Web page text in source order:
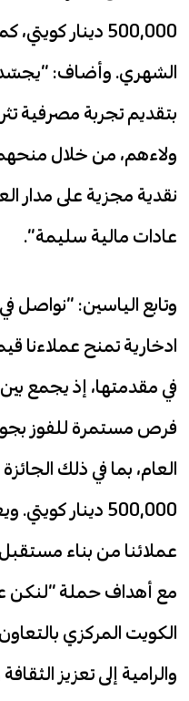
الشهري. وأضاف: “يجسّد
بتقديم تجربة مصرفية
ولاءهم، من خلال
نقدية مجزية على مدار
عادات مالية سليمة”.
وتابع الياسين: “نواصل
ادخارية تمنح عملاءنا
في مقدمتها، إذ يجمع
فرص مستمرة للفوز
العام، بما في ذلك
500,000 دينار
عملائنا من بناء مستقبل
مع أهداف حملة “لنكن
الكويت المركزي
والرامية إلى تعزيز